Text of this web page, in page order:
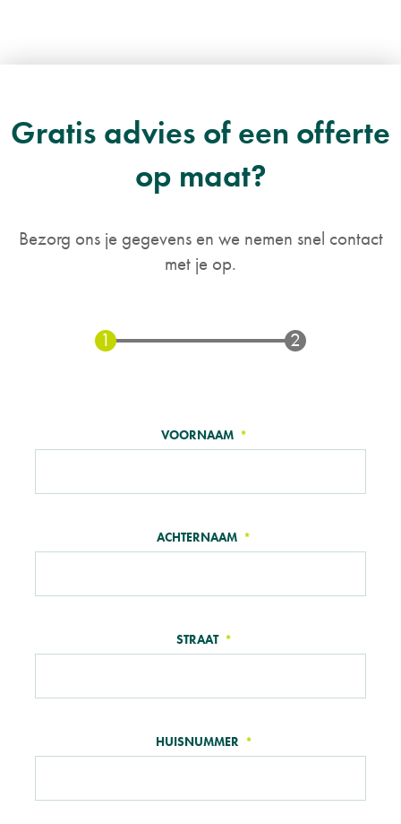
Gratis advies of een offerte
op maat?
Bezorg ons je gegevens en we nemen snel contact
met je op.
US
VOORNAAM
ACHTERNAAM
STRAAT
HUISNUMMER